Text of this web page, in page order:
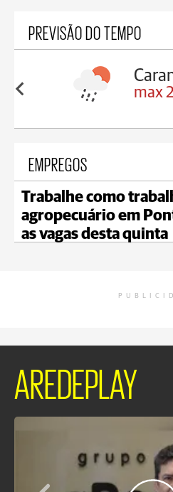
PREVISÃO DO TEMPO
18°C max
EMPREGOS
Trabalhe como
agropecuário em
as vagas desta quinta
AREDEPLAY